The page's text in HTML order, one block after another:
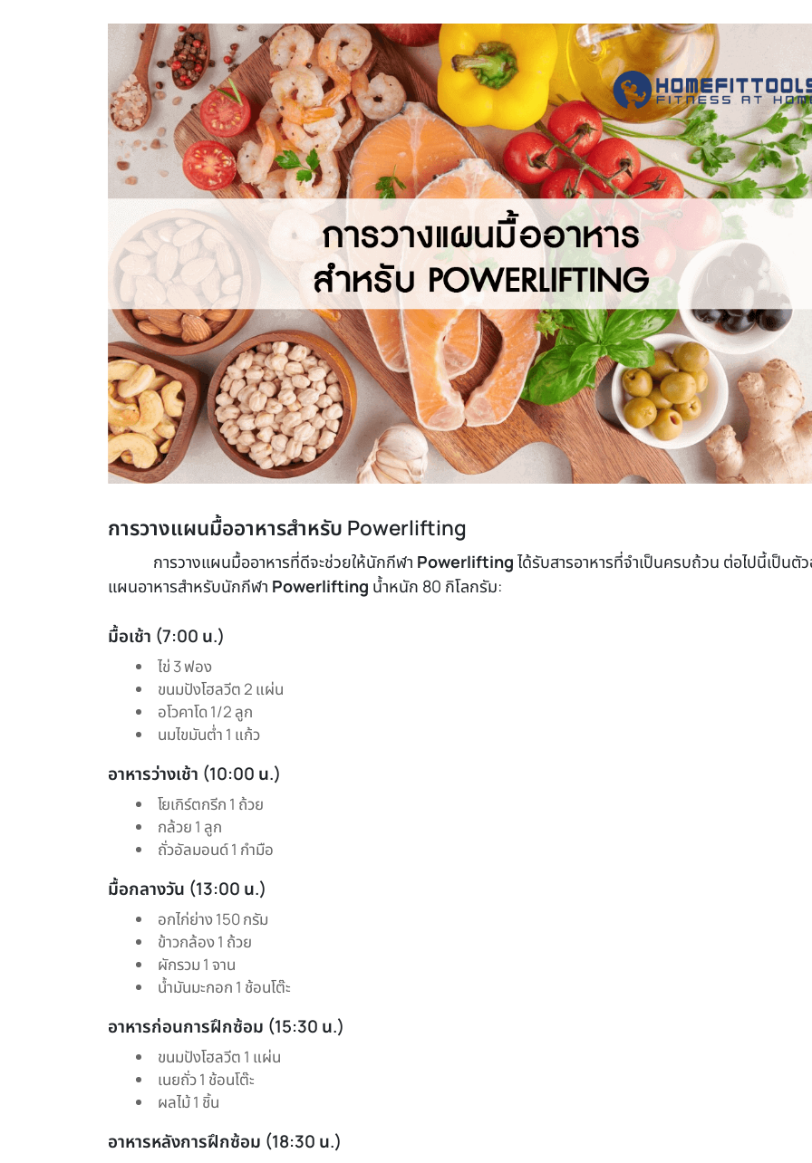
การวางแผนมื้ออาหารสำหรับ Powerlifting
การวางแผนมื้ออาหารที่ดีจะช่วยให้นักกีฬา Powerlifting ได้รับสารอาหารที่จำเป็นครบถ้วน ต่อไปนี้เป็นตั
แผนอาหารสำหรับนักกีฬา Powerlifting น้ำหนัก 80 กิโลกรัม:
มื้อเช้า (7:00 น.)
ไข่ 3 ฟอง
ขนมปังโฮลวีต 2 แผ่น
อโวคาโด 1/2 ลูก
นมไขมันต่ำ 1 แก้ว
อาหารว่างเช้า (10:00 น.)
โยเกิร์ตกรีก 1 ถ้วย
กล้วย 1 ลูก
ถั่วอัลมอนด์ 1 กำมือ
มื้อกลางวัน (13:00 น.)
อกไก่ย่าง 150 กรัม
ข้าวกล้อง 1 ถ้วย
ผักรวม 1 จาน
น้ำมันมะกอก 1 ช้อนโต๊ะ
อาหารก่อนการฝึกซ้อม (15:30 น.)
ขนมปังโฮลวีต 1 แผ่น
เนยถั่ว 1 ช้อนโต๊ะ
ผลไม้ 1 ชิ้น
อาหารหลังการฝึกซ้อม (18:30 น.)